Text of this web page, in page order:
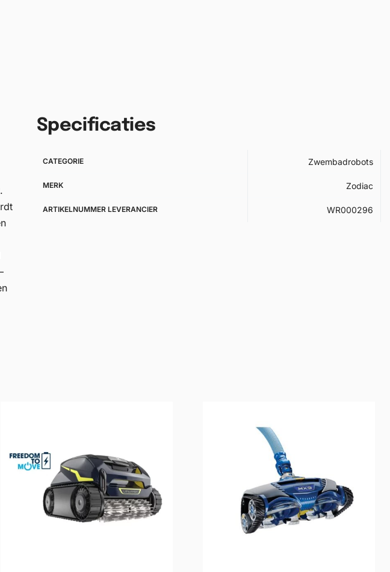
Specificaties
CATEGORIE Zwembadrobots
MERK Zodiac
ARTIKELNUMMER LEVERANCIER WR000296